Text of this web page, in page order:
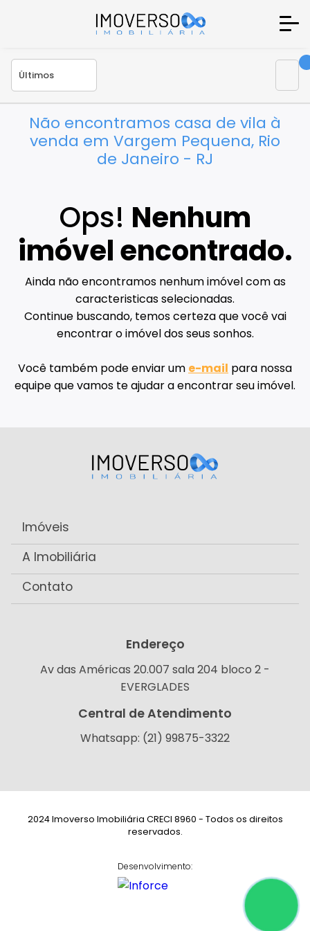
Não encontramos casa de vila à
venda em Vargem Pequena, Rio
de Janeiro - RJ
Ops! Nenhum
imóvel encontrado.
Ainda não encontramos nenhum imóvel com as
caracteristicas selecionadas.
Continue buscando, temos certeza que você vai
encontrar o imóvel dos seus sonhos.
Você também pode enviar um e-mail para nossa
equipe que vamos te ajudar a encontrar seu imóvel.
Imóveis
A Imobiliária
Contato
Endereço
Av das Américas 20.007 sala 204 bloco 2 -
EVERGLADES
Central de Atendimento
Whatsapp: (21) 99875-3322
2024 Imoverso Imobiliária CRECI 8960 - Todos os direitos
reservados.
Desenvolvimento: